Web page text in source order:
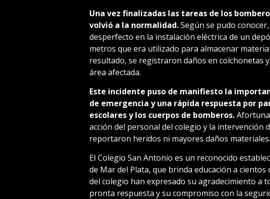
Una vez finalizadas las tareas de los
volvió a la normalidad.Según se pudo
desperfecto en la instalación eléctrica de un
metros que era utilizado para almacenar
resultado, se registraron daños en colchonetas
área afectada.
Este incidente puso de manifiesto la
de emergencia y una rápida respuesta por
escolares y los cuerpos de bomberos.
acción del personal del colegio y la intervención
reportaron heridos ni mayores daños materiales.
El Colegio San Antonio es un reconocido
de Mar del Plata, que brinda educación a
del colegio han expresado su agradecimiento a
pronta respuesta y su compromiso con la